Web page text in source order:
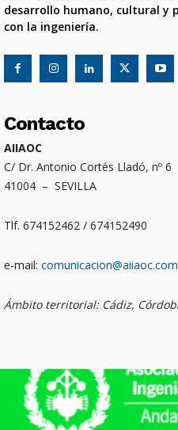
desarrollo humano, cultural y
con la ingeniería.
Contacto
AIIAOC
C/ Dr. Antonio Cortés Lladó, nº 6
41004 – SEVILLA
Tlf. 674152462 / 674152490
e-mail: comunicacion@aiiaoc.com
Ámbito territorial: Cádiz,